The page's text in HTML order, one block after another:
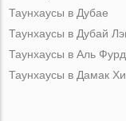
Таунхаусы в Дубае
Таунхаусы в Дубай
Таунхаусы в Аль
Таунхаусы в Дамак